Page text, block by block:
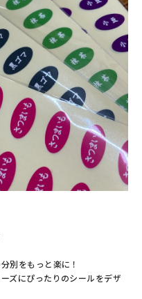
製本
製本
子製本
#保管 #高品質
別をもっと楽に！
ズにぴったりのシールをデザ